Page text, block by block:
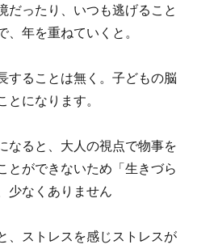
だったり、いつも逃げること
年を重ねていくと。
することは無く。子どもの脳
になります。
なると、大人の視点で物事を
とができないため「生きづら
少なくありません
、ストレスを感じストレスが